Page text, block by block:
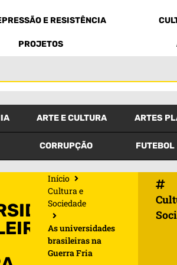
E RESISTÊNCIA
PROJETOS
ARTE E CULTURA ARTES
CORRUPÇÃO FUTEBOL
Início
Cultura e
Sociedade
As universidades
brasileiras na
Guerra Fria